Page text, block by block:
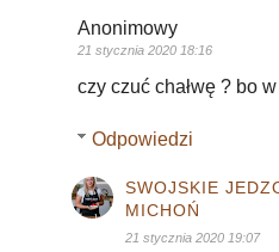
Anonimowy
21 stycznia 2020 18:16
czy czuć chałwę ? bo
Odpowiedzi
SWOJSKIE
MICHOŃ
21 stycznia 2020 19:07